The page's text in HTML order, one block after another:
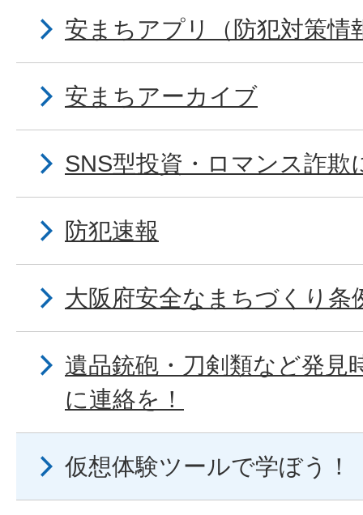
安まちアプリ（防犯対策情
安まちアーカイブ
SNS型投資・ロマンス詐欺
防犯速報
大阪府安全なまちづくり条
遺品銃砲・刀剣類など発見
に連絡を！
仮想体験ツールで学ぼう！